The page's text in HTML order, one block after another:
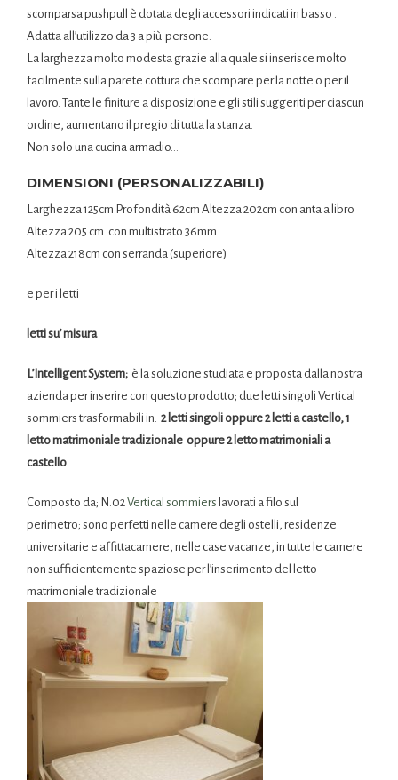
scomparsa pushpull è dotata degli accessori indicati in basso .
Adatta all’utilizzo da 3 a più persone.
La larghezza molto modesta grazie alla quale si inserisce molto
facilmente sulla parete cottura che scompare per la notte o per il
lavoro. Tante le finiture a disposizione e gli stili suggeriti per ciascun
ordine, aumentano il pregio di tutta la stanza.
Non solo una cucina armadio…
DIMENSIONI (PERSONALIZZABILI)
Larghezza 125cm Profondità 62cm Altezza 202cm con anta a libro
Altezza 205 cm. con multistrato 36mm
Altezza 218cm con serranda (superiore)
e per i letti
letti su’ misura
L’Intelligent System; è la soluzione studiata e proposta dalla nostra
azienda per inserire con questo prodotto; due letti singoli Vertical
sommiers trasformabili in: 2 letti singoli oppure 2 letti a castello, 1
letto matrimoniale tradizionale oppure 2 letto matrimoniali a
castello
Composto da; N.02Vertical sommiers lavorati a filo sul
perimetro; sono perfetti nelle camere degli ostelli, residenze
universitarie e affittacamere, nelle case vacanze, in tutte le camere
non sufficientemente spaziose per l’inserimento del letto
matrimoniale tradizionale